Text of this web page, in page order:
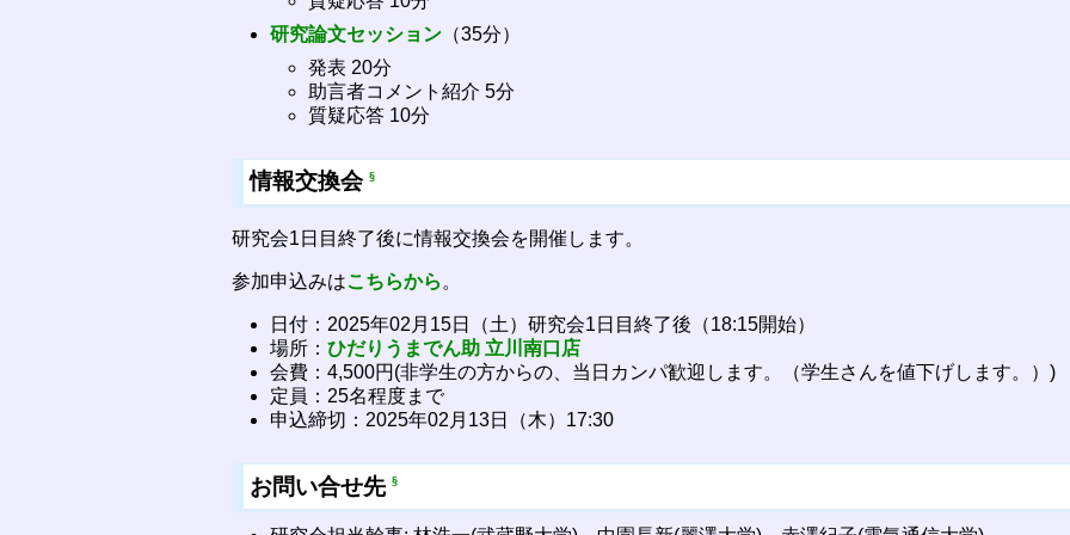
研究論文セッション（35分）
発表 20分
助言者コメント紹介 5分
質疑応答 10分
情報交換会§
研究会1日目終了後に情報交換会を開催します。
参加申込みはこちらから 。
日付：2025年02月15日（土）研究会1日目終了後（18:15開始）
場所： ひだりうまでん助 立川南口店
会費：4,500円(非学生の方からの、当日カンパ歓迎します。（学生さんを値下げします。）)
定員：25名程度まで
申込締切：2025年02月13日（木）17:30
お問い合せ先§